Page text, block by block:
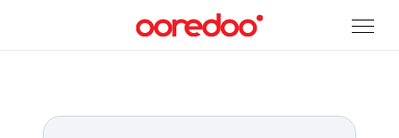
تخطي إلى المحتوى الرئيسي